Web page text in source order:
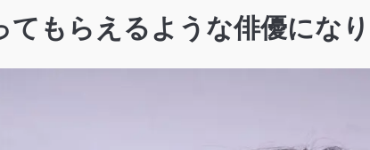
もらえるような俳優にな